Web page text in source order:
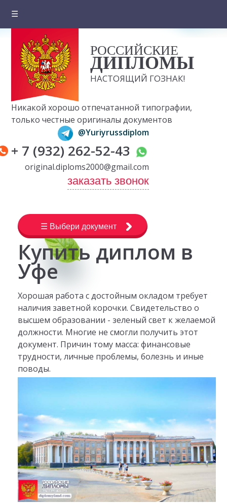
☰
О компании
Цены на документы
Вопросы и ответы
Отзывы клиентов
Оплата и доставка
Контакты
РОССИЙСКИЕ
ДИПЛОМЫ
НАСТОЯЩИЙ ГОЗНАК!
Никакой хорошо отпечатанной типографии,
только честные оригиналы документов
@Yuriyrussdiplom
+ 7 (932) 262-52-43
original.diploms2000@gmail.com
заказать звонок
☰ Выбери документ
Купить диплом в
Уфе
Хорошая работа с достойным окладом требует
наличия заветной корочки. Свидетельство о
высшем образовании - зеленый свет к желаемой
должности. Многие не смогли получить этот
документ. Причин тому масса: финансовые
трудности, личные проблемы, болезнь и иные
поводы.